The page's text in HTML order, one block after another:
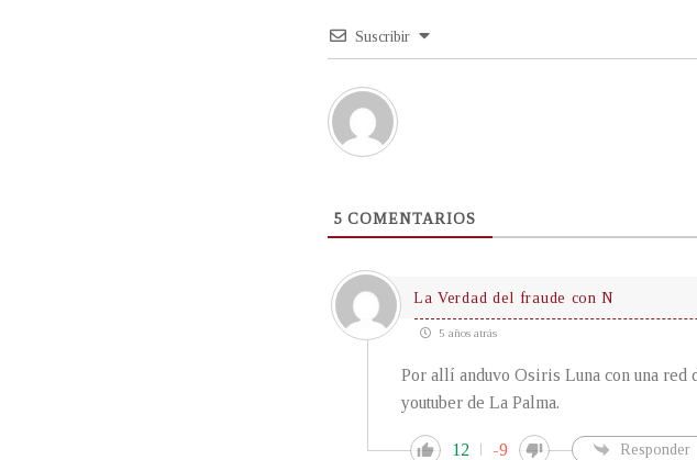
Suscribir
5 COMENTARIOS
La Verdad del fraude con N
5 años atrás
Por allí anduvo Osiris Luna con una red
youtuber de La Palma.
12 -9 Responder